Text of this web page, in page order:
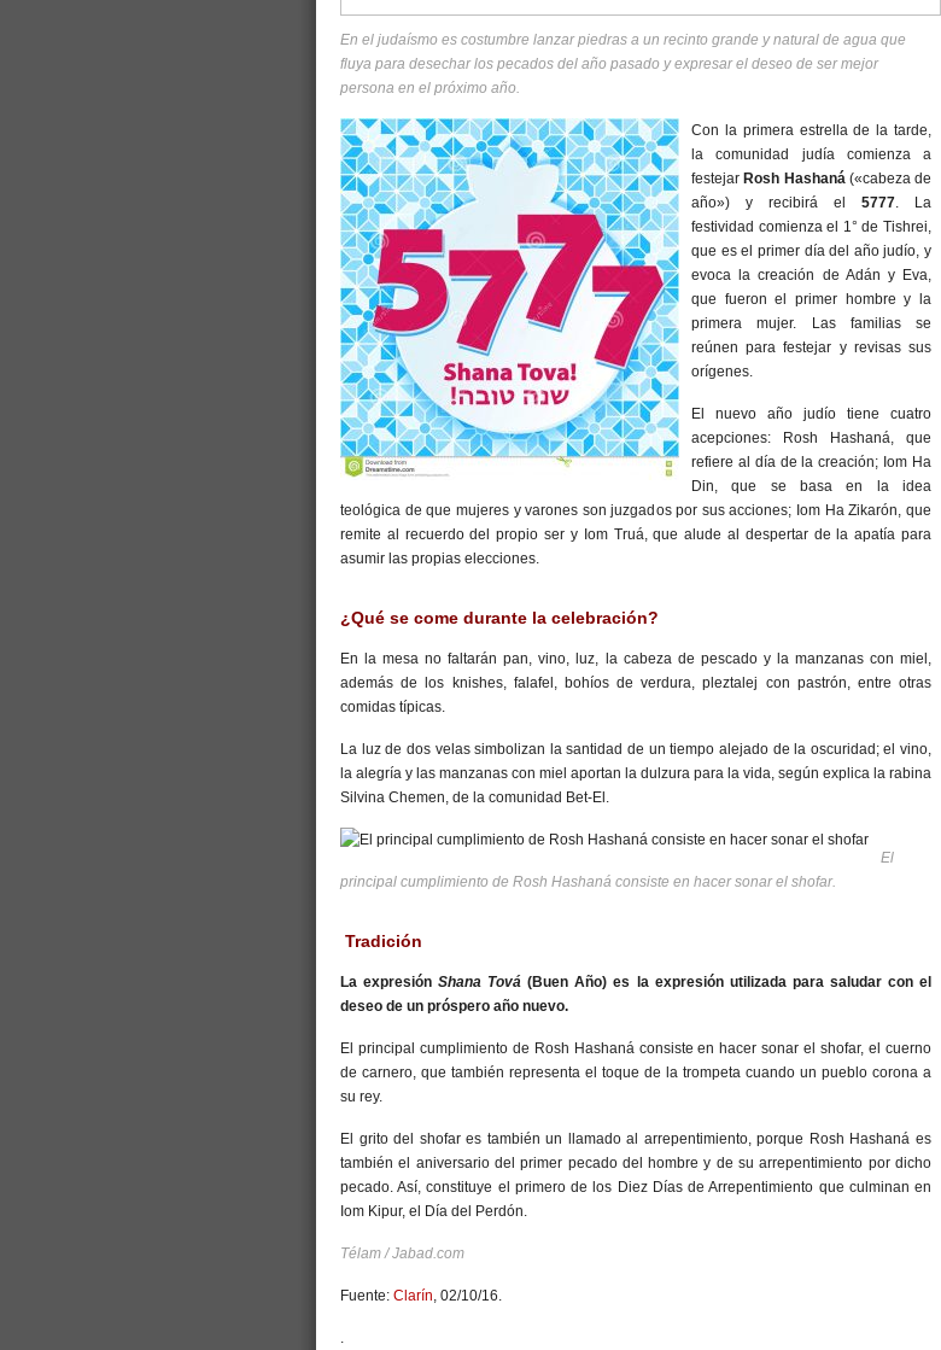
En el judaísmo es costumbre lanzar piedras a un recinto grande y natural de agua que
fluya para desechar los pecados del año pasado y expresar el deseo de ser mejor
persona en el próximo año.
Con la primera estrella de la tarde,
la comunidad judía comienza a
festejarRosh Hashaná(«cabeza de
año») y recibirá el 5777. La
festividad comienza el 1° de Tishrei,
que es el primer día del año judío, y
evoca la creación de Adán y Eva,
que fueron el primer hombre y la
primera mujer. Las familias se
reúnen para festejar y revisas sus
orígenes.
El nuevo año judío tiene cuatro
acepciones: Rosh Hashaná, que
refiere al día de la creación; Iom Ha
Din, que se basa en la idea
teológica de que mujeres y varones son juzgados por sus acciones; Iom Ha Zikarón, que
remite al recuerdo del propio ser y Iom Truá, que alude al despertar de la apatía para
asumir las propias elecciones.
¿Qué se come durante la celebración?
En la mesa no faltarán pan, vino, luz, la cabeza de pescado y la manzanas con miel,
además de los knishes, falafel, bohíos de verdura, pleztalej con pastrón, entre otras
comidas típicas.
La luz de dos velas simbolizan la santidad de un tiempo alejado de la oscuridad; el vino,
la alegría y las manzanas con miel aportan la dulzura para la vida, según explica la rabina
Silvina Chemen, de la comunidad Bet-El.
El
principal cumplimiento de Rosh Hashaná consiste en hacer sonar el shofar.
Tradición
La expresiónShana Tová (Buen Año) es la expresión utilizada para saludar con el
deseo de un próspero año nuevo.
El principal cumplimiento de Rosh Hashaná consiste en hacer sonar el shofar, el cuerno
de carnero, que también representa el toque de la trompeta cuando un pueblo corona a
su rey.
El grito del shofar es también un llamado al arrepentimiento, porque Rosh Hashaná es
también el aniversario del primer pecado del hombre y de su arrepentimiento por dicho
pecado. Así, constituye el primero de los Diez Días de Arrepentimiento que culminan en
Iom Kipur, el Día del Perdón.
Télam / Jabad.com
Fuente: Clarín, 02/10/16.
.